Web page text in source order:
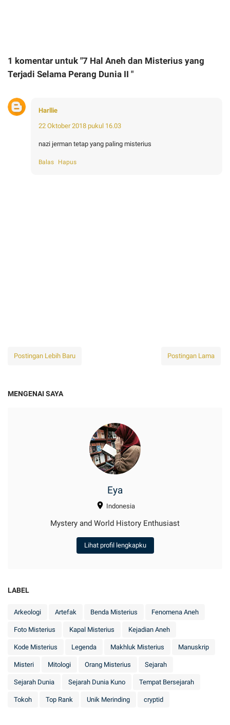
1 komentar untuk "7 Hal Aneh dan Misterius yang
Terjadi Selama Perang Dunia II "
Harllie
22 Oktober 2018 pukul 16.03
nazi jerman tetap yang paling misterius
Balas Hapus
Postingan Lebih Baru Postingan Lama
MENGENAI SAYA
Eya
Indonesia
Mystery and World History Enthusiast
Lihat profil lengkapku
LABEL
Arkeologi Artefak Benda Misterius Fenomena Aneh
Foto Misterius Kapal Misterius Kejadian Aneh
Kode Misterius Legenda Makhluk Misterius Manuskrip
Misteri Mitologi Orang Misterius Sejarah
Sejarah Dunia Sejarah Dunia Kuno Tempat Bersejarah
Tokoh Top Rank Unik Merinding cryptid